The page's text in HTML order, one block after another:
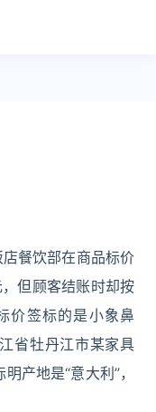
餐饮部在商品标价
但顾客结账时却按
价签标的是小象鼻
省牡丹江市某家具
产地是“意大利”，